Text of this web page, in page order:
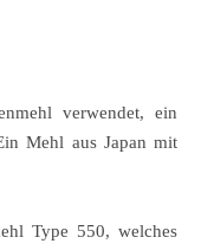
verwendet, ein
Mehl aus Japan mit
Type 550, welches